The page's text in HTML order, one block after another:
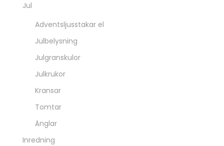
Jul
Adventsljusstakar el
Julbelysning
Julgranskulor
Julkrukor
Kransar
Tomtar
Änglar
Inredning